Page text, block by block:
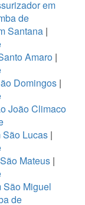
em
de
Santana|
Amaro |
Domingos|
João Climaco
Lucas|
Mateus |
São Miguel
de